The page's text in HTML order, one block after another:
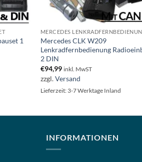
1
MERCEDES
Mercedes CLK W209
Lenkradfernbedienung
2 DIN
€94,99 inkl. MwST
zzgl.Versand
Lieferzeit: 3-7 Werktage Inland
INFORMATIONEN